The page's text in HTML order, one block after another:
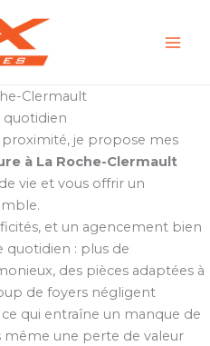
Clermault
quotidien
je propose mes
à La Roche-Clermault
vie et vous offrir un
et un agencement bien
: plus de
des pièces adaptées à
de foyers négligent
qui entraîne un manque de
une perte de valeur